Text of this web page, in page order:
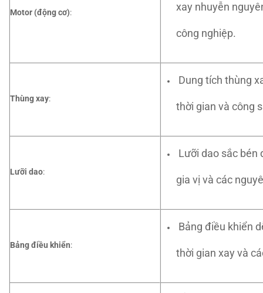
Motor (động cơ): xay nhuyễn
công nghiệp.
Thùng xay:
Dung tích thùng
thời gian và công
Lưỡi dao:
Lưỡi dao sắc bén
gia vị và các
Bảng điều khiển:
Bảng điều khiển
thời gian xay và